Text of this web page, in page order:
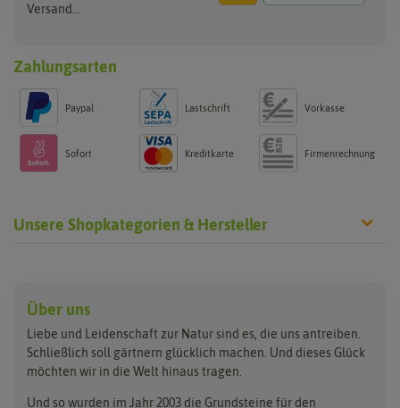
Versand...
Zahlungsarten
Paypal Lastschrift Vorkasse
Sofort Kreditkarte Firmenrechnung
Unsere Shopkategorien & Hersteller
Anzuchtschalen
Erdbeertürme
Folien, Vliese und Netze
Keimsprossen
Saatgut für Werbezwecke
Samen-Sets
Benary
Buzzy Seeds
Clever Pots
FLORTUS
Greenline
Über uns
Liebe und Leidenschaft zur Natur sind es, die uns antreiben.
Schließlich soll gärtnern glücklich machen. Und dieses Glück
möchten wir in die Welt hinaus tragen.
Und so wurden im Jahr 2003 die Grundsteine für den